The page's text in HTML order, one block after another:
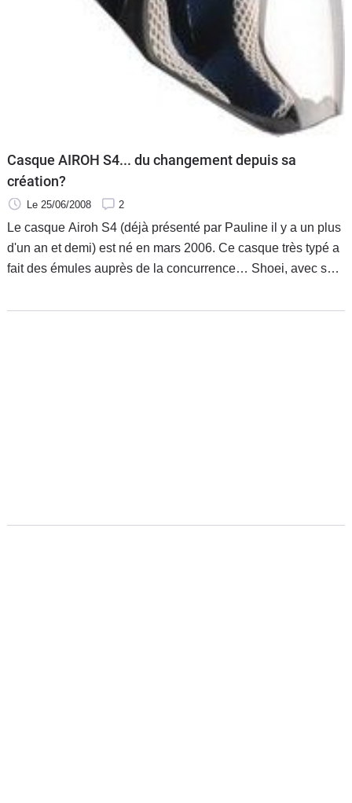
Casque AIROH S4... du changement depuis sa
création?
Le 25/06/2008 2
Le casque Airoh S4 (déjà présenté par Pauline il y a un plus
d'un an et demi) est né en mars 2006. Ce casque très typé a
fait des émules auprès de la concurrence… Shoei, avec son
baroudeur » où étaient déjà présents le Airoh S4 et autres